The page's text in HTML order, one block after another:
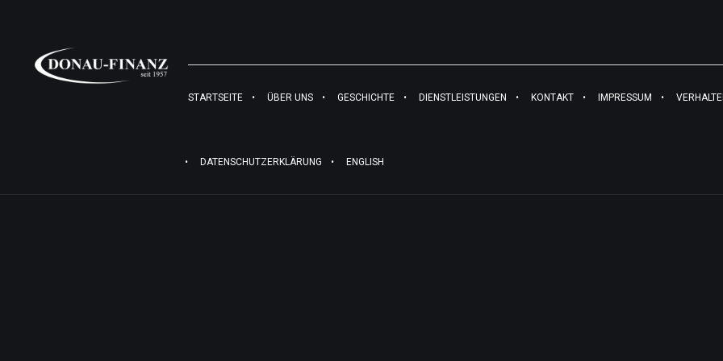
STARTSEITE ÜBER UNS GESCHICHTE DIENSTLEISTUNGEN KONTAKT IMPRESSUM
DATENSCHUTZERKLÄRUNG ENGLISH